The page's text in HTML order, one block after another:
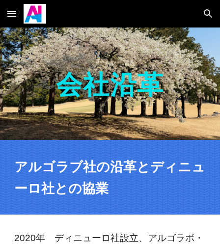
Skip to main content Skip to navigation
会社沿革
アルゴラブ社の沿革とディニュ
ーロ社との協業
2020年 ディニューロ社設立、アルゴラボ・